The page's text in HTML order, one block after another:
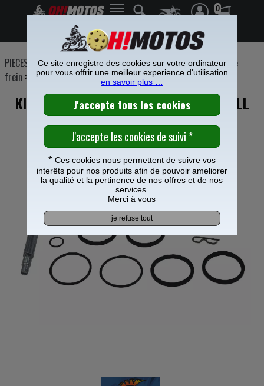
0
Frais de port offerts à partir de 49€
PIECES MOTO>Freinage>Etrier Maitre cylindre frein>Etrier de
frein >
KIT REPARATION ETRIER FREIN AVANT ALL
BALLS POUR HUSQVARNA 85 TC
Ce site enregistre des cookies sur votre ordinateur
pour vous offrir une meilleur experience d'utilisation
en savoir plus …
*Ces cookies nous permettent de suivre vos
interêts pour nos produits afin de pouvoir ameliorer
la qualité et la pertinence de nos offres et de nos
services.
Merci à vous